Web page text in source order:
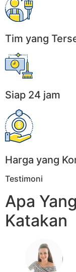
Tim yang
Siap 24 jam
Harga yang
Testimoni
Apa
Katakan